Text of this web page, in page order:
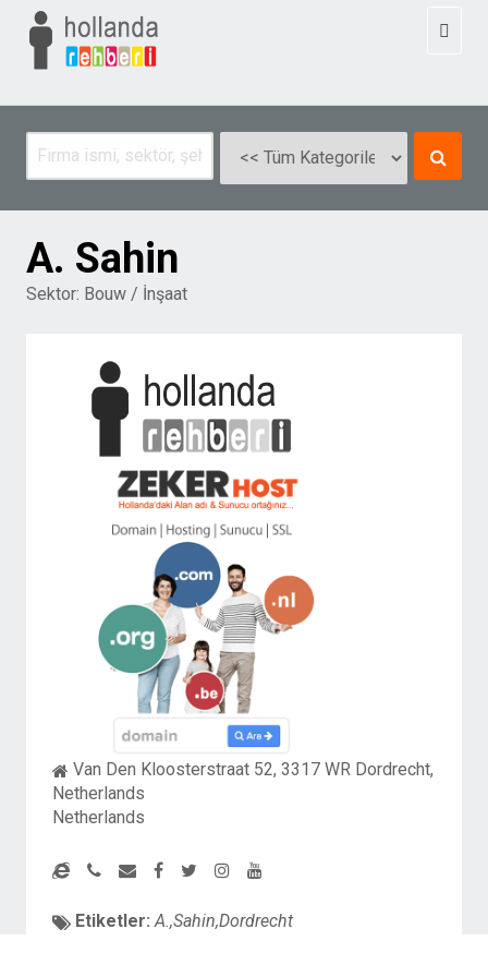
A. Sahin
Sektor: Bouw / İnşaat
Van Den Kloosterstraat 52, 3317 WR Dordrecht,
Netherlands
Netherlands
Etiketler: A.,Sahin,Dordrecht